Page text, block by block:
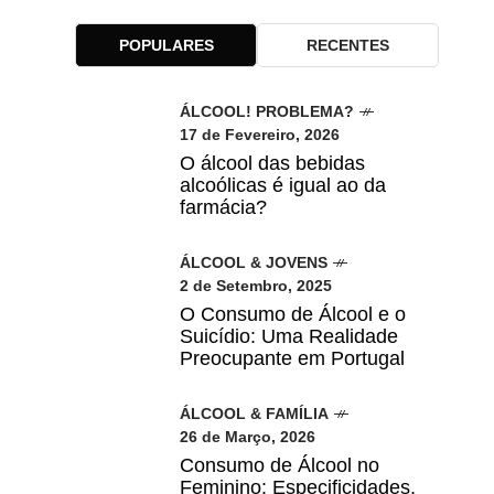
POPULARES RECENTES
ÁLCOOL! PROBLEMA?
17 de Fevereiro, 2026
O álcool das bebidas
alcoólicas é igual ao da
farmácia?
ÁLCOOL & JOVENS
2 de Setembro, 2025
O Consumo de Álcool e o
Suicídio: Uma Realidade
Preocupante em Portugal
ÁLCOOL & FAMÍLIA
26 de Março, 2026
Consumo de Álcool no
Feminino: Especificidades,